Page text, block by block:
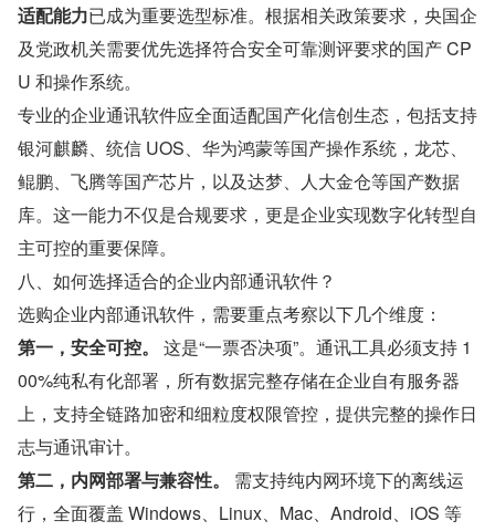
适配能力已成为重要选型标准。根据相关政策要求，央国企
及党政机关需要优先选择符合安全可靠测评要求的国产 CP
U 和操作系统。
专业的企业通讯软件应全面适配国产化信创生态，包括支持
银河麒麟、统信 UOS、华为鸿蒙等国产操作系统，龙芯、
鲲鹏、飞腾等国产芯片，以及达梦、人大金仓等国产数据
库。这一能力不仅是合规要求，更是企业实现数字化转型自
主可控的重要保障。
八、如何选择适合的企业内部通讯软件？
选购企业内部通讯软件，需要重点考察以下几个维度：
第一，安全可控。
这是“一票否决项”。通讯工具必须支持 1
00%纯私有化部署，所有数据完整存储在企业自有服务器
上，支持全链路加密和细粒度权限管控，提供完整的操作日
志与通讯审计。
第二，内网部署与兼容性。
需支持纯内网环境下的离线运
行，全面覆盖 Windows、Linux、Mac、Android、iOS 等